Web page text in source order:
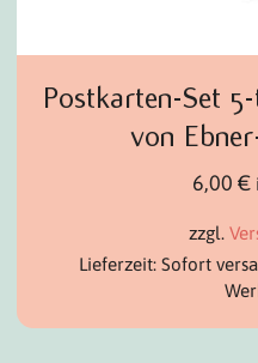
Postkarten-Set
von
6,00 €
zzgl.
Lieferzeit: Sofort